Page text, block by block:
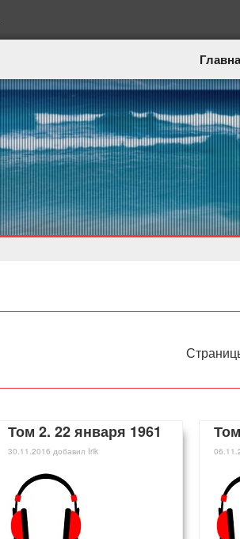
Том 2. 22 января 1961
30.11.2016 добавил Irik